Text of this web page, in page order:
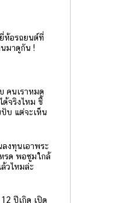
ห้อรถยนต์ที่
มาดูกัน !
คนเราหมด
ด้จริงไหม ชี้
บ แต่จะเห็น
งทุนเอาพระ
รด พอซูมใกล้
วไหมล่ะ
ปีเกิด เปิด